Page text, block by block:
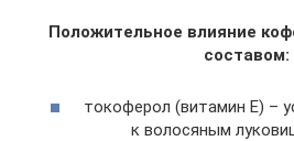
Положительное влияние
составом:
токоферол (витамин Е) –
к волосяным